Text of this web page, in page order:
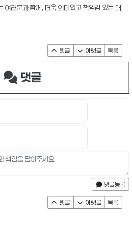
여러분과 함께, 더욱 의미있고 책임감 있는 대
윗글 아랫글 목록
댓글
댓글등록
윗글 아랫글 목록